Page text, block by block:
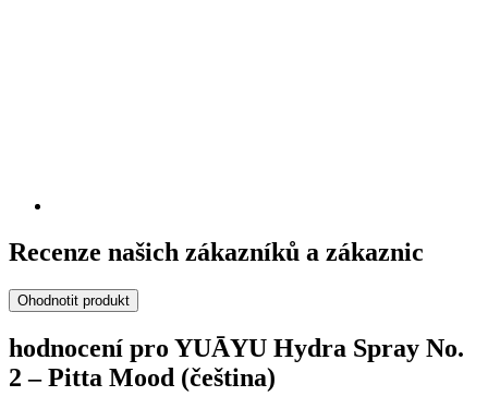
Recenze našich zákazníků a zákaznic
Ohodnotit produkt
hodnocení pro YUĀYU Hydra Spray No.
2 – Pitta Mood (čeština)